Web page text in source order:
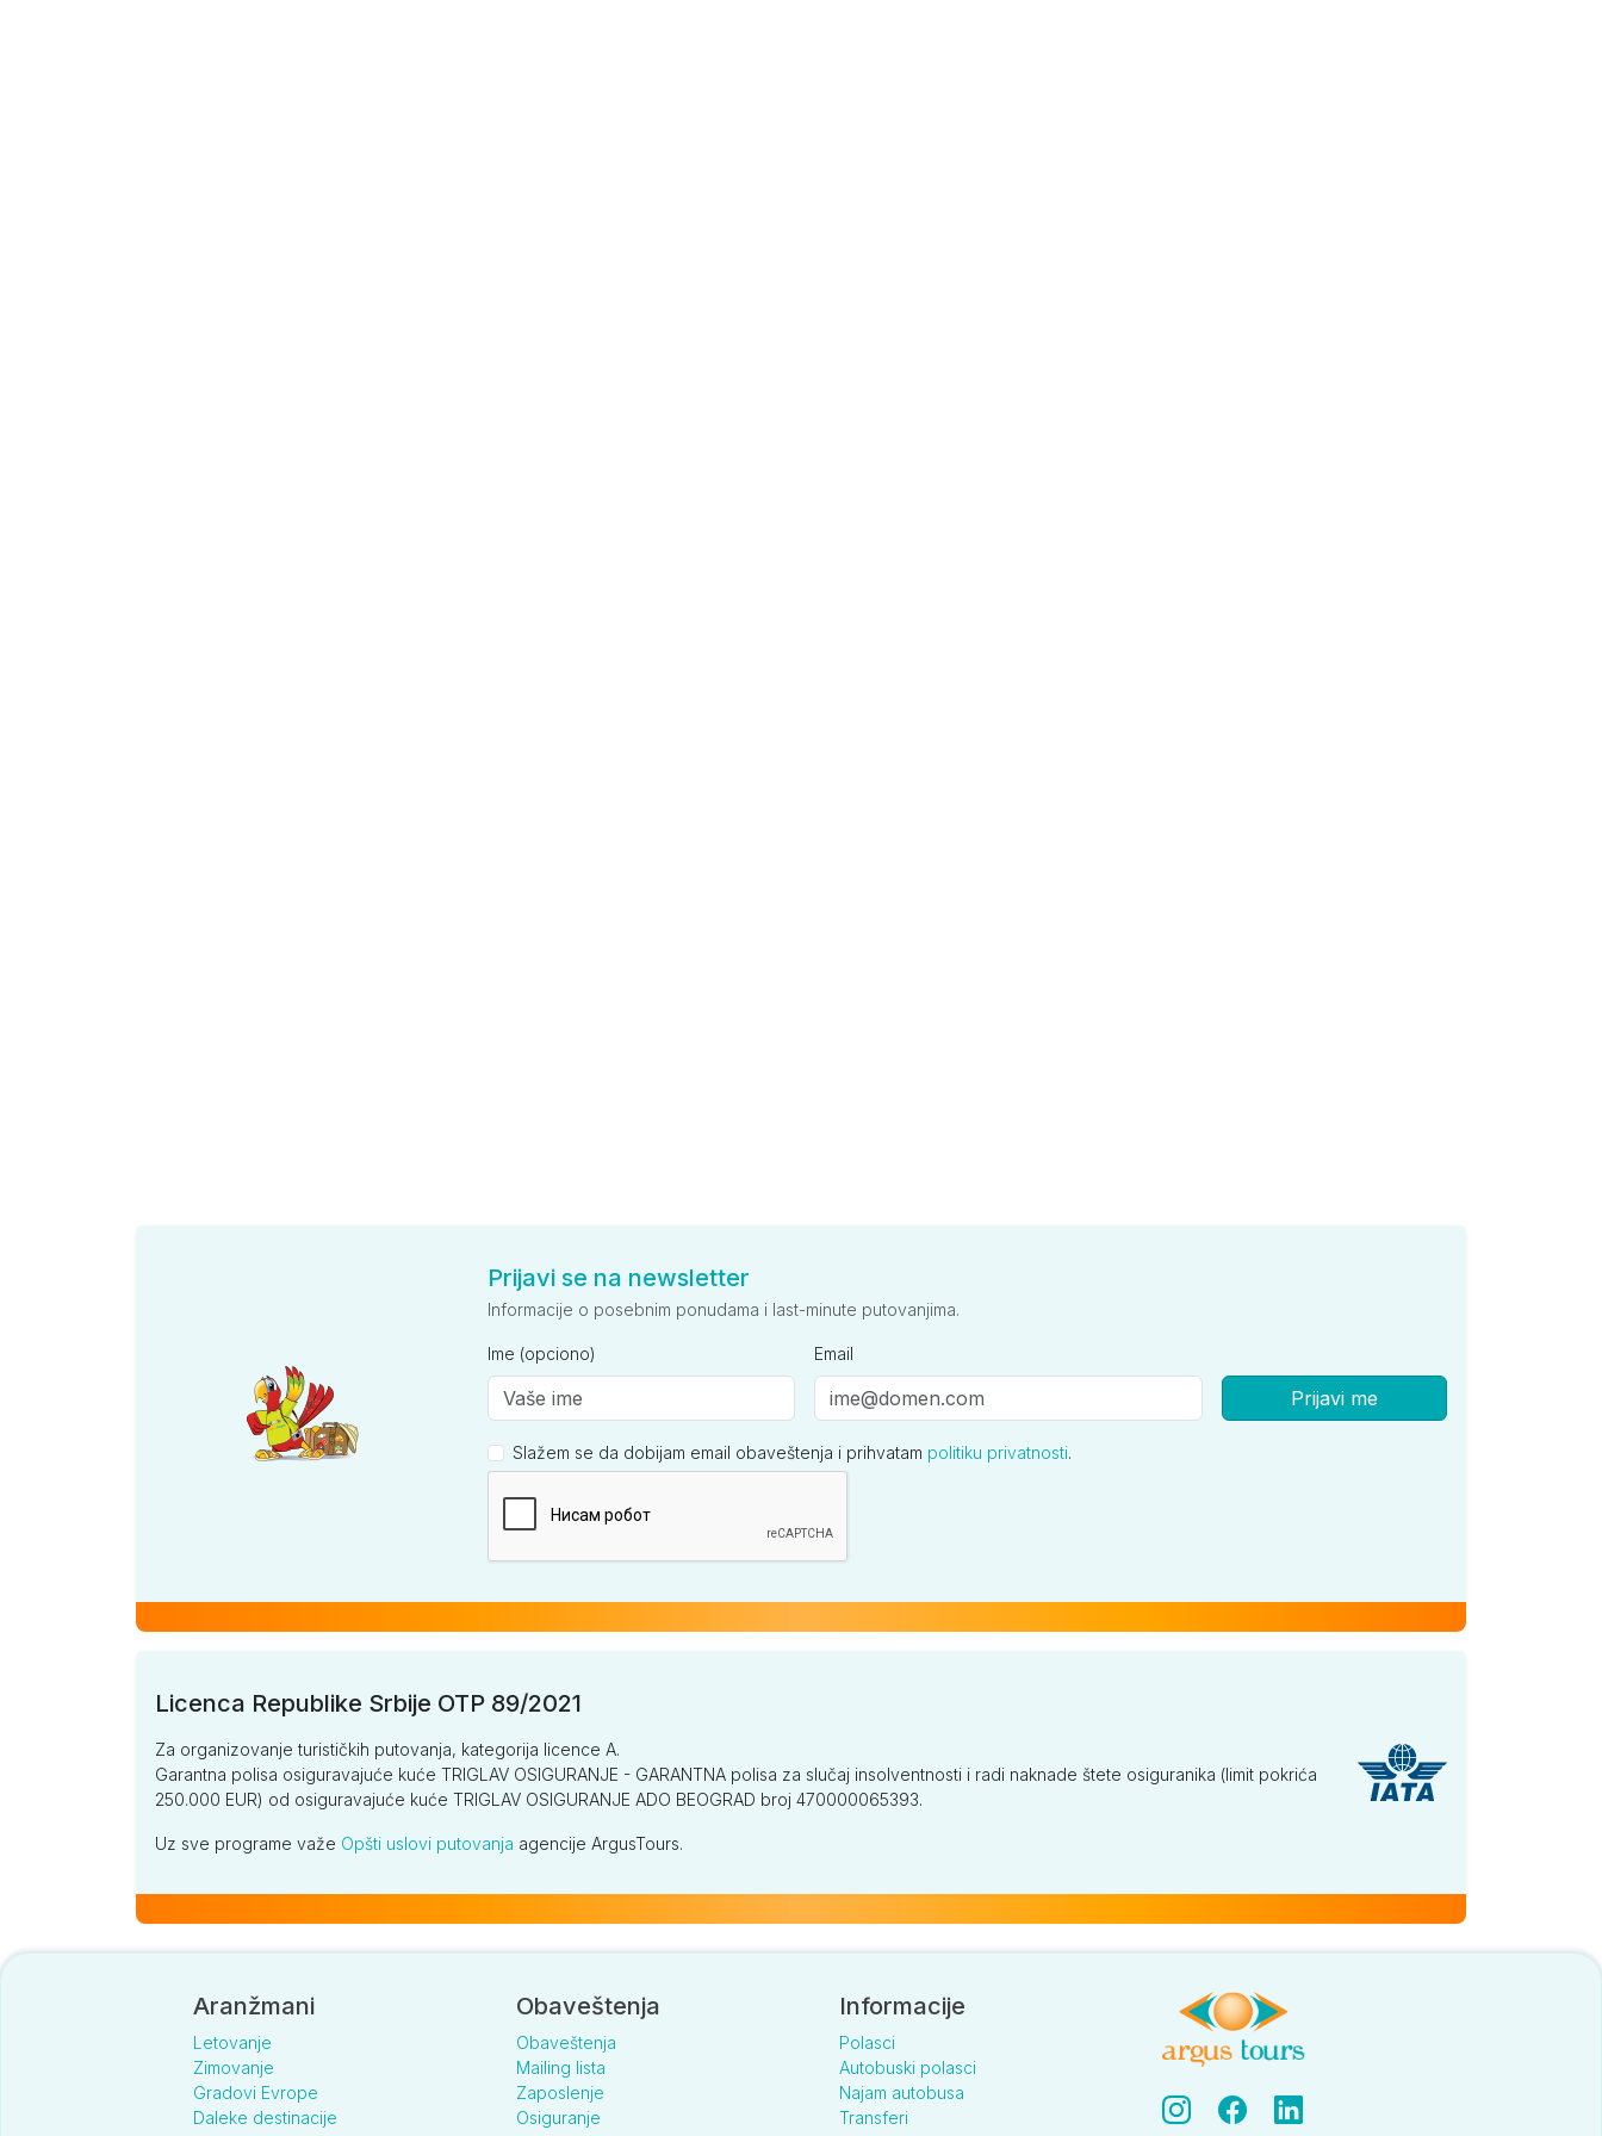
Prijavi se na newsletter
Informacije o posebnim ponudama i last-minute putovanjima.
Ime (opciono) Email
Prijavi me
Slažem se da dobijam email obaveštenja i prihvatam politiku privatnosti.
Licenca Republike Srbije OTP 89/2021
Za organizovanje turističkih putovanja, kategorija licence A.
Garantna polisa osiguravajuće kuće TRIGLAV OSIGURANJE - GARANTNA polisa za slučaj insolventnosti i radi naknade štete osiguranika (limit pokrića
250.000 EUR) od osiguravajuće kuće TRIGLAV OSIGURANJE ADO BEOGRAD broj 470000065393.
Uz sve programe važe Opšti uslovi putovanja agencije ArgusTours.
Aranžmani
Letovanje
Zimovanje
Gradovi Evrope
Daleke destinacije
Obaveštenja
Obaveštenja
Mailing lista
Zaposlenje
Osiguranje
Informacije
Polasci
Autobuski polasci
Najam autobusa
Transferi